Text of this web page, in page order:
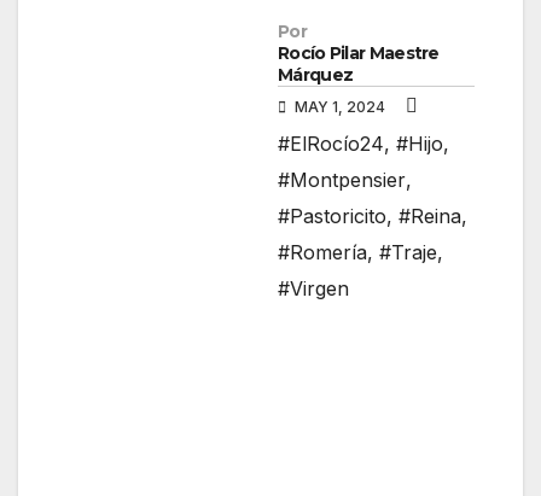
Por
Rocío Pilar Maestre
Márquez
MAY 1, 2024
#ElRocío24, #Hijo,
#Montpensier,
#Pastoricito, #Reina,
#Romería, #Traje,
#Virgen